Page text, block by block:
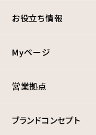
お役立ち情報
Myページ
営業拠点
ブランドコンセプト